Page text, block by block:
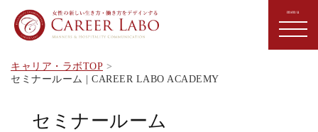
キャリア・ラボTOP
セミナールーム | CAREER LABO ACADEMY
セミナールーム